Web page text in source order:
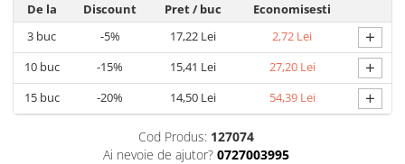
Corpuri de iluminat
Lampi de veghe
Articole si, Echipamente pentru
Transport şi Ridicat
Pelerine, Umbrele si Accesorii
Videoproiectoare
De la
Discount Pret/ buc
Economisesti
3 buc -5% 17,22 Lei 2,72 Lei +
10buc -15% 15,41 Lei 27,20 Lei +
15buc -20% 14,50 Lei 54,39 Lei +
Cod Produs: 127074
Ai nevoie de ajutor? 0727003995